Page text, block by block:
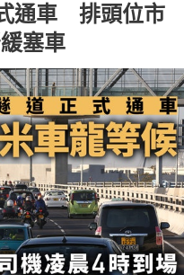
通車 排頭位市
塞車